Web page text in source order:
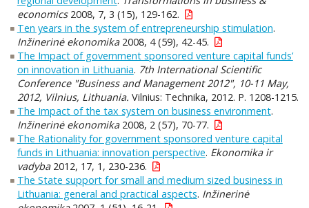
economics2008, 7, 3 (15), 129-162.
Ten years in the system of entrepreneurship stimulation.
Inžinerinė ekonomika2008, 4 (59), 42-45.
The Impact of government sponsored venture capital funds’
on innovation in Lithuania. 7th International Scientific
Conference "Business and Management 2012", 10-11 May,
2012, Vilnius, Lithuania. Vilnius: Technika, 2012. P. 1208-1215.
The Impact of the tax system on business environment.
Inžinerinė ekonomika2008, 2 (57), 70-77.
The Rationality for government sponsored venture capital
funds in Lithuania: innovation perspective. Ekonomika ir
vadyba2012, 17, 1, 230-236.
The State support for small and medium sized business in
Lithuania: general and practical aspects. Inžinerinė